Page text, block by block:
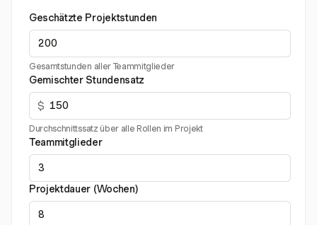
Geschätzte Projektstunden
Gesamtstunden aller Teammitglieder
Gemischter Stundensatz
$
Durchschnittssatz über alle Rollen im Projekt
Teammitglieder
Projektdauer (Wochen)